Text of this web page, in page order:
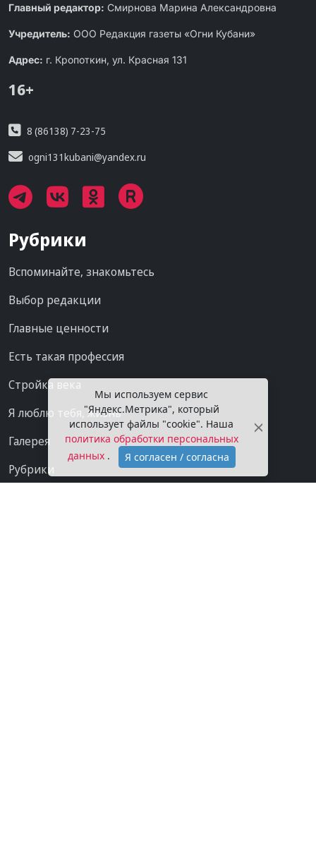
Главный редактор: Смирнова Марина Александровна
Учредитель: ООО Редакция газеты «Огни Кубани»
Адрес: г. Кропоткин, ул. Красная 131
16+
8 (86138) 7-23-75
ogni131kubani@yandex.ru
Рубрики
Вспоминайте, знакомьтесь
Выбор редакции
Главные ценности
Есть такая профессия
Стройка века
Я люблю тебя, жизнь
Галерея
Рубрики
Мы используем сервис
"Яндекс.Метрика", который
использует файлы "cookie". Наша
политика обработки персональных
данных . Я согласен / согласна